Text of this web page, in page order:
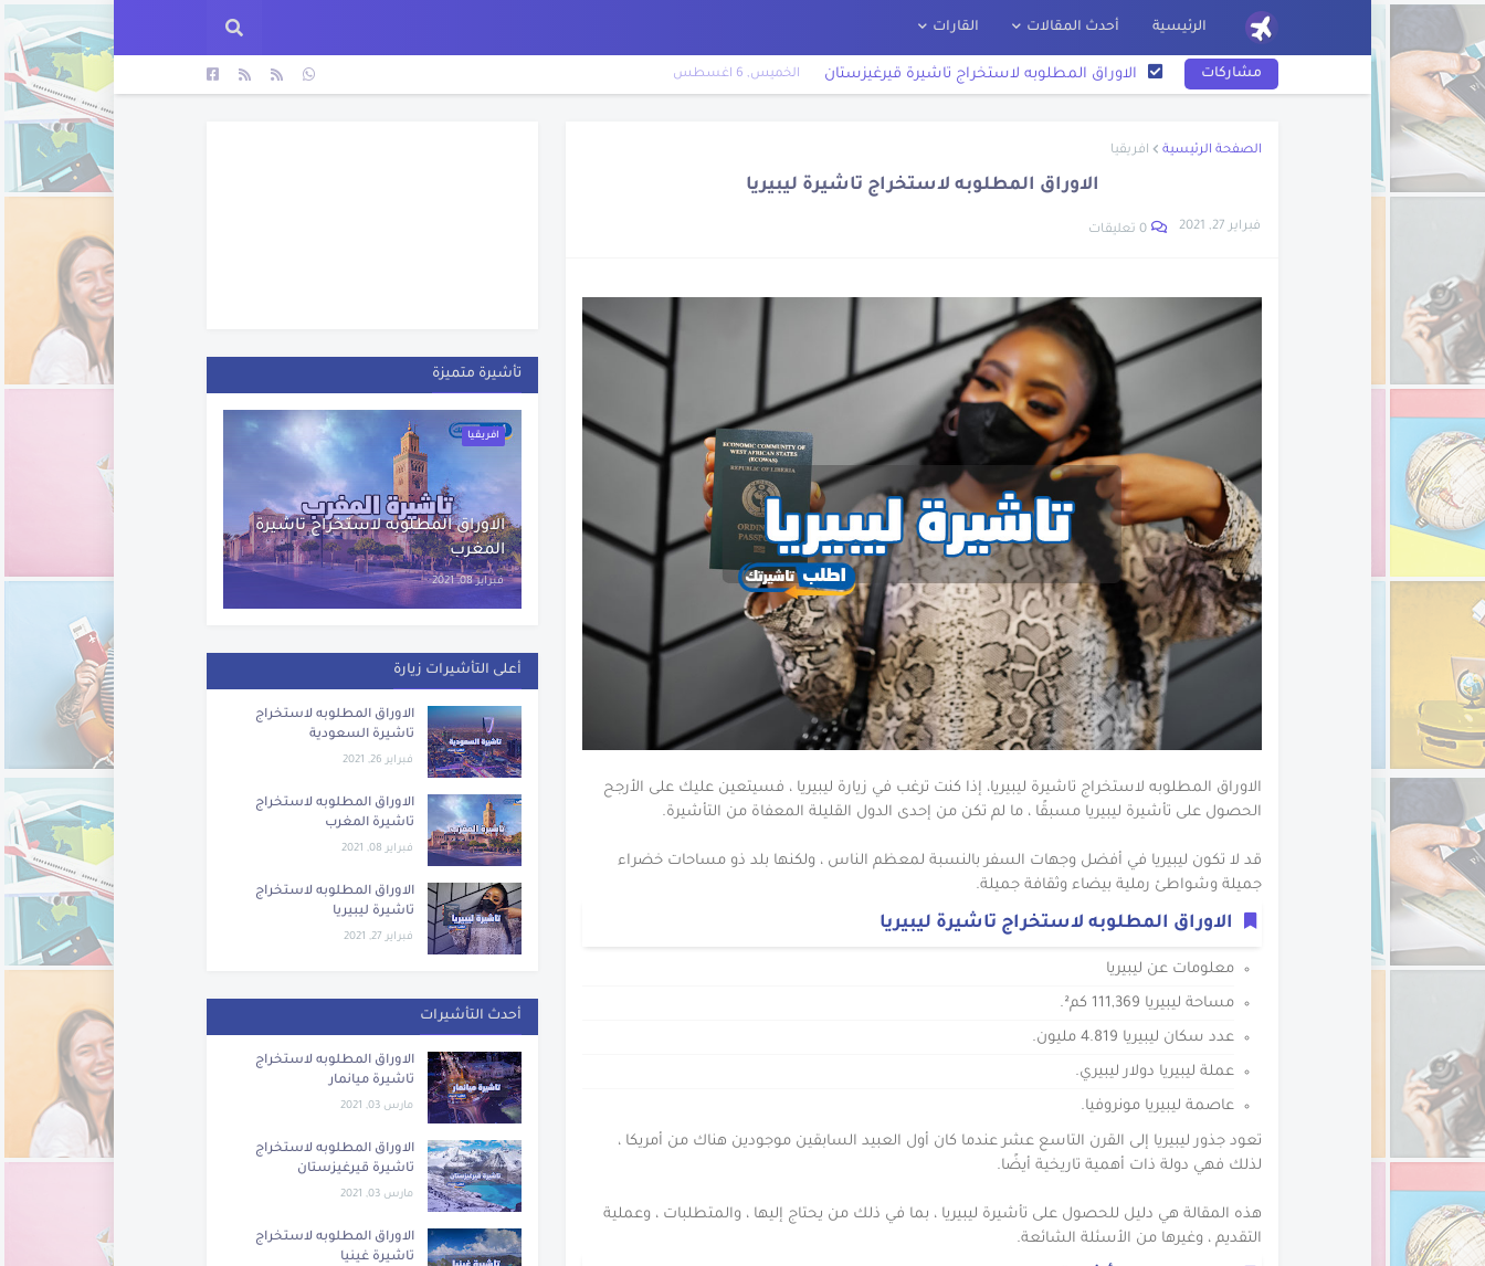
الرئيسية أحدث المقالات القارات
مشاركات الاوراق المطلوبه لاستخراج تاشيرة قيرغيزستان
الاوراق المطلوبه لاستخراج تاشيرة اثيوبيا
الاوراق المطلوبه لاستخراج تاشيرة ليبيريا
الاوراق المطلوبه لاستخراج تاشيرة الكويت
الاوراق المطلوبه لاستخراج تاشيرة توجو
الاوراق المطلوبه لاستخراج تاشيرة السنغال
الاوراق المطلوبه لاستخراج تاشيرة سلوفاكيا
الاوراق المطلوبه لاستخراج تاشيرة لوكسمبورج
الاوراق المطلوبة لاستخراج تأشيرة دوله تركيا
الاوراق المطلوبه لاستخراج تاشيرة مقدونيا
الاوراق المطلوبه لاستخراج تاشيرة أستراليا
الاوراق المطلوبه لاستخراج تاشيرة بلجيكا
الاوراق المطلوبه لاستخراج تاشيرة النمسا
الاوراق المطلوبه لاستخراج تاشيرة اسبانيا
الاوراق المطلوبة لاستخراج فيزا ليتوانيا
الاوراق المطلوبة لاستخراج فيزا استونيا
الاوراق المطلوبه لاستخراج تاشيرة بلغاريا
الاوراق المطلوبه لاستخراج تاشيرة بولندا
الاوراق المطلوبة لاستخراج فيزا كوسوفو
الاوراق المطلوبة لاستخراج فيزا بيلاروسيا
الاوراق المطلوبه لاستخراج تاشيرة سلوفينيا
الاوراق المطلوبه لاستخراج تاشيرة ميانمار
الخميس, 6 اغسطس
الصفحة الرئيسية افريقيا
الاوراق المطلوبه لاستخراج تاشيرة ليبيريا
فبراير 27, 2021 0 تعليقات
الاوراق المطلوبه لاستخراج تاشيرة ليبيريا، إذا كنت ترغب في زيارة ليبيريا ، فسيتعين عليك على الأرجح
الحصول على تأشيرة ليبيريا مسبقًا ، ما لم تكن من إحدى الدول القليلة المعفاة من التأشيرة.
قد لا تكون ليبيريا في أفضل وجهات السفر بالنسبة لمعظم الناس ، ولكنها بلد ذو مساحات خضراء
جميلة وشواطئ رملية بيضاء وثقافة جميلة.
الاوراق المطلوبه لاستخراج تاشيرة ليبيريا
معلومات عن ليبيريا
مساحة ليبيريا 111,369 كم².
عدد سكان ليبيريا 4.819 مليون.
عملة ليبيريا دولار ليبيري.
عاصمة ليبيريا مونروفيا.
تعود جذور ليبيريا إلى القرن التاسع عشر عندما كان أول العبيد السابقين موجودين هناك من أمريكا ،
لذلك فهي دولة ذات أهمية تاريخية أيضًا.
هذه المقالة هي دليل للحصول على تأشيرة ليبيريا ، بما في ذلك من يحتاج إليها ، والمتطلبات ، وعملية
التقديم ، وغيرها من الأسئلة الشائعة.
تأشيرة متميزة
افريقيا
الاوراق المطلوبه لاستخراج تاشيرة
المغرب
فبراير 08, 2021
أعلى التأشيرات زيارة
الاوراق المطلوبه لاستخراج
تاشيرة السعودية
فبراير 26, 2021
الاوراق المطلوبه لاستخراج
تاشيرة المغرب
فبراير 08, 2021
الاوراق المطلوبه لاستخراج
تاشيرة ليبيريا
فبراير 27, 2021
أحدث التأشيرات
الاوراق المطلوبه لاستخراج
تاشيرة ميانمار
مارس 03, 2021
الاوراق المطلوبه لاستخراج
تاشيرة قيرغيزستان
مارس 03, 2021
الاوراق المطلوبه لاستخراج
تاشيرة غينيا